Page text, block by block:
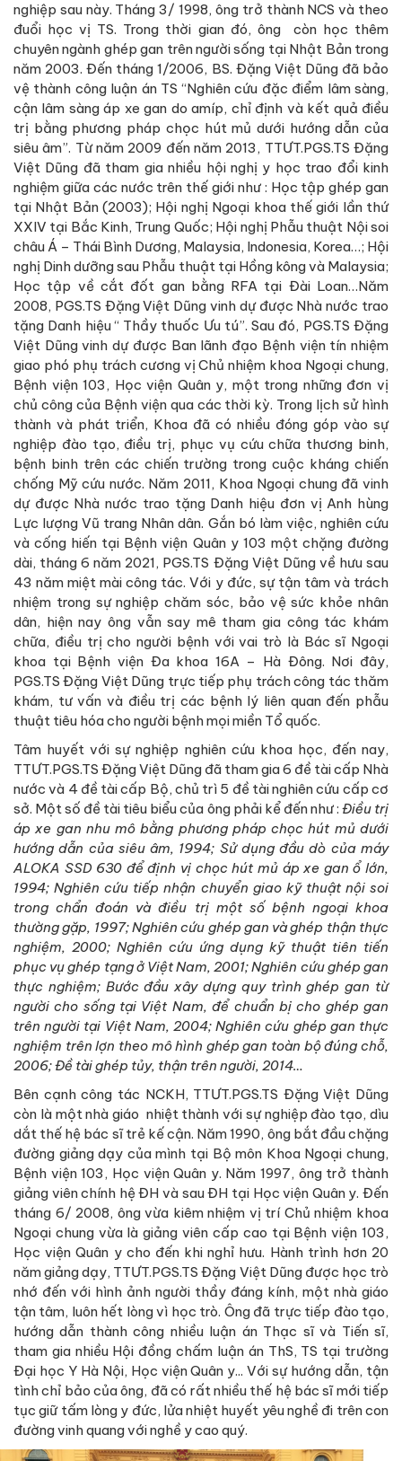
nghiệp sau này. Tháng 3/ 1998, ông trở thành NCS và theo
đuổi học vị TS. Trong thời gian đó, ông còn học thêm
chuyên ngành ghép gan trên người sống tại Nhật Bản trong
năm 2003. Đến tháng 1/2006, BS. Đặng Việt Dũng đã bảo
vệ thành công luận án TS “Nghiên cứu đặc điểm lâm sàng,
cận lâm sàng áp xe gan do amíp, chỉ định và kết quả điều
trị bằng phương pháp chọc hút mủ dưới hướng dẫn của
siêu âm”. Từ năm 2009 đến năm 2013, TTƯT.PGS.TS Đặng
Việt Dũng đã tham gia nhiều hội nghị y học trao đổi kinh
nghiệm giữa các nước trên thế giới như : Học tập ghép gan
tại Nhật Bản (2003); Hội nghị Ngoại khoa thế giới lần thứ
XXIV tại Bắc Kinh, Trung Quốc; Hội nghị Phẫu thuật Nội soi
châu Á – Thái Bình Dương, Malaysia, Indonesia, Korea…; Hội
nghị Dinh dưỡng sau Phẫu thuật tại Hồng kông và Malaysia;
Học tập về cắt đốt gan bằng RFA tại Đài Loan…Năm
2008, PGS.TS Đặng Việt Dũng vinh dự được Nhà nước trao
tặng Danh hiệu “ Thầy thuốc Ưu tú”. Sau đó, PGS.TS Đặng
Việt Dũng vinh dự được Ban lãnh đạo Bệnh viện tín nhiệm
giao phó phụ trách cương vị Chủ nhiệm khoa Ngoại chung,
Bệnh viện 103, Học viện Quân y, một trong những đơn vị
chủ công của Bệnh viện qua các thời kỳ. Trong lịch sử hình
thành và phát triển, Khoa đã có nhiều đóng góp vào sự
nghiệp đào tạo, điều trị, phục vụ cứu chữa thương binh,
bệnh binh trên các chiến trường trong cuộc kháng chiến
chống Mỹ cứu nước. Năm 2011, Khoa Ngoại chung đã vinh
dự được Nhà nước trao tặng Danh hiệu đơn vị Anh hùng
Lực lượng Vũ trang Nhân dân. Gắn bó làm việc, nghiên cứu
và cống hiến tại Bệnh viện Quân y 103 một chặng đường
dài, tháng 6 năm 2021, PGS.TS Đặng Việt Dũng về hưu sau
43 năm miệt mài công tác. Với y đức, sự tận tâm và trách
nhiệm trong sự nghiệp chăm sóc, bảo vệ sức khỏe nhân
dân, hiện nay ông vẫn say mê tham gia công tác khám
chữa, điều trị cho người bệnh với vai trò là Bác sĩ Ngoại
khoa tại Bệnh viện Đa khoa 16A – Hà Đông. Nơi đây,
PGS.TS Đặng Việt Dũng trực tiếp phụ trách công tác thăm
khám, tư vấn và điều trị các bệnh lý liên quan đến phẫu
thuật tiêu hóa cho người bệnh mọi miền Tổ quốc.
Tâm huyết với sự nghiệp nghiên cứu khoa học, đến nay,
TTƯT.PGS.TS Đặng Việt Dũng đã tham gia 6 đề tài cấp Nhà
nước và 4 đề tài cấp Bộ, chủ trì 5 đề tài nghiên cứu cấp cơ
sở. Một số đề tài tiêu biểu của ông phải kể đến như : Điều trị
áp xe gan nhu mô bằng phương pháp chọc hút mủ dưới
hướng dẫn của siêu âm, 1994; Sử dụng đầu dò của máy
ALOKA SSD 630 để định vị chọc hút mủ áp xe gan ổ lớn,
1994; Nghiên cứu tiếp nhận chuyển giao kỹ thuật nội soi
trong chẩn đoán và điều trị một số bệnh ngoại khoa
thường gặp, 1997; Nghiên cứu ghép gan và ghép thận thực
nghiệm, 2000; Nghiên cứu ứng dụng kỹ thuật tiên tiến
phục vụ ghép tạng ở Việt Nam, 2001; Nghiên cứu ghép gan
thực nghiệm; Bước đầu xây dựng quy trình ghép gan từ
người cho sống tại Việt Nam, để chuẩn bị cho ghép gan
trên người tại Việt Nam, 2004; Nghiên cứu ghép gan thực
nghiệm trên lợn theo mô hình ghép gan toàn bộ đúng chỗ,
2006; Đề tài ghép tủy, thận trên người, 2014…
Bên cạnh công tác NCKH, TTƯT.PGS.TS Đặng Việt Dũng
còn là một nhà giáo nhiệt thành với sự nghiệp đào tạo, dìu
dắt thế hệ bác sĩ trẻ kế cận. Năm 1990, ông bắt đầu chặng
đường giảng dạy của mình tại Bộ môn Khoa Ngoại chung,
Bệnh viện 103, Học viện Quân y. Năm 1997, ông trở thành
giảng viên chính hệ ĐH và sau ĐH tại Học viện Quân y. Đến
tháng 6/ 2008, ông vừa kiêm nhiệm vị trí Chủ nhiệm khoa
Ngoại chung vừa là giảng viên cấp cao tại Bệnh viện 103,
Học viện Quân y cho đến khi nghỉ hưu. Hành trình hơn 20
năm giảng dạy, TTƯT.PGS.TS Đặng Việt Dũng được học trò
nhớ đến với hình ảnh người thầy đáng kính, một nhà giáo
tận tâm, luôn hết lòng vì học trò. Ông đã trực tiếp đào tạo,
hướng dẫn thành công nhiều luận án Thạc sĩ và Tiến sĩ,
tham gia nhiều Hội đồng chấm luận án ThS, TS tại trường
Đại học Y Hà Nội, Học viện Quân y... Với sự hướng dẫn, tận
tình chỉ bảo của ông, đã có rất nhiều thế hệ bác sĩ mới tiếp
tục giữ tấm lòng y đức, lửa nhiệt huyết yêu nghề đi trên con
đường vinh quang với nghề y cao quý.